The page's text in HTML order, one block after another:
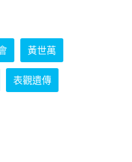
黃世萬
表觀遺傳